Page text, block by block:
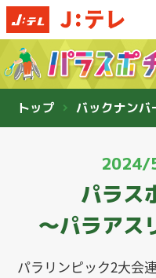
トップ バックナンバ
2024/
パラス
〜パラアス
パラリンピック2大会